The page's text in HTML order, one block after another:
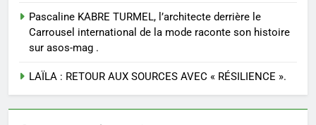
Pascaline KABRE TURMEL, l’architecte derrière le
Carrousel international de la mode raconte son histoire
sur asos-mag .
LAÏLA : RETOUR AUX SOURCES AVEC « RÉSILIENCE ».